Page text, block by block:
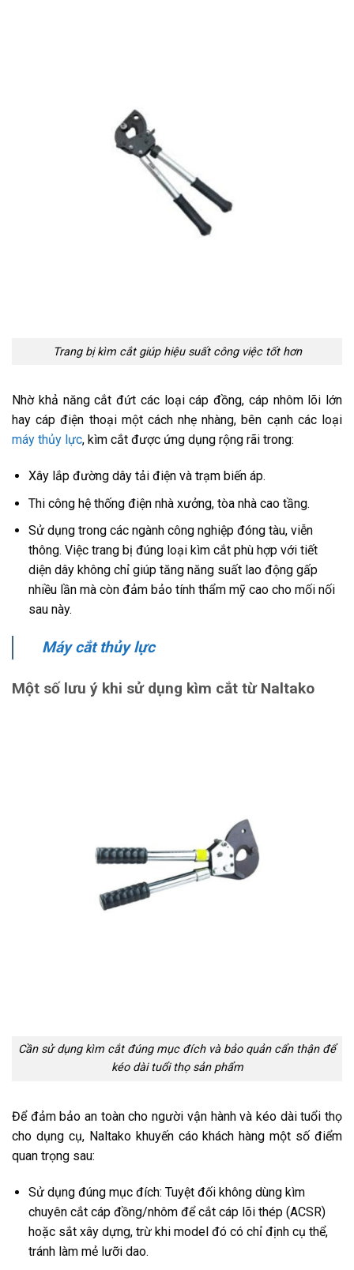
Trang bị kìm cắt giúp hiệu suất công việc tốt hơn
Nhờ khả năng cắt đứt các loại cáp đồng, cáp nhôm lõi lớn
hay cáp điện thoại một cách nhẹ nhàng, bên cạnh các loại
máy thủy lực, kìm cắt được ứng dụng rộng rãi trong:
Xây lắp đường dây tải điện và trạm biến áp.
Thi công hệ thống điện nhà xưởng, tòa nhà cao tầng.
Sử dụng trong các ngành công nghiệp đóng tàu, viễn
thông. Việc trang bị đúng loại kìm cắt phù hợp với tiết
diện dây không chỉ giúp tăng năng suất lao động gấp
nhiều lần mà còn đảm bảo tính thẩm mỹ cao cho mối nối
sau này.
Máy cắt thủy lực
Một số lưu ý khi sử dụng kìm cắt từ Naltako
Cần sử dụng kìm cắt đúng mục đích và bảo quản cẩn thận để
kéo dài tuổi thọ sản phẩm
Để đảm bảo an toàn cho người vận hành và kéo dài tuổi thọ
cho dụng cụ, Naltako khuyến cáo khách hàng một số điểm
quan trọng sau:
Sử dụng đúng mục đích: Tuyệt đối không dùng kìm
chuyên cắt cáp đồng/nhôm để cắt cáp lõi thép (ACSR)
hoặc sắt xây dựng, trừ khi model đó có chỉ định cụ thể,
tránh làm mẻ lưỡi dao.